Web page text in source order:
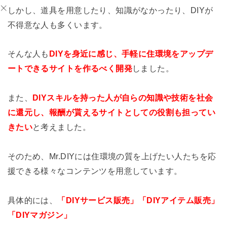
しかし、道具を用意したり、知識がなかったり、DIYが
不得意な人も多くいま す。
そんな人も DIYを身近に感じ、手軽に住環境をアップデ
ートできるサイトを作るべく開発しました。
また、 DIYスキルを持った人が自らの知識や技術を社会
に還元し、報酬が貰えるサイトとしての役割も担ってい
きたいと考えました。
そのため、 Mr.DIYには住環境の質を上げたい人たちを応
援できる様々なコンテンツを用意して います。
具体的には、
「DIYサービス販売」「DIYアイテム販売」
「DIYマガジン」